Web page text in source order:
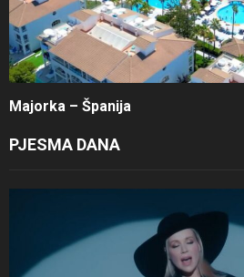
Majorka – Španija
PJESMA DANA